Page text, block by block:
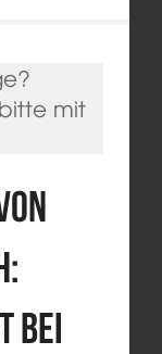
mit
bei